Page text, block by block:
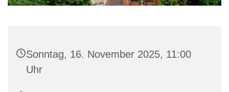
Sonntag, 16. November 2025, 11:00
Uhr